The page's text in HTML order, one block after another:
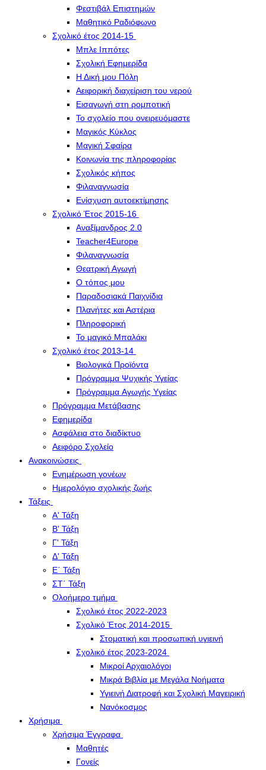
Φεστιβάλ Επιστημών
Μαθητικό Ραδιόφωνο
Σχολικό έτος 2014-15
Μπλε Ιππότες
Σχολική Εφημερίδα
Η Δική μου Πόλη
Αειφορική διαχείριση του νερού
Εισαγωγή στη ρομποτική
Το σχολείο που ονειρευόμαστε
Μαγικός Κύκλος
Μαγική Σφαίρα
Kοινωνία της πληροφορίας
Σχολικός κήπος
Φιλαναγνωσία
Eνίσχυση αυτοεκτίμησης
Σχολικό Έτος 2015-16
Αναξίμανδρος 2.0
Teacher4Europe
Φιλαναγνωσία
Θεατρική Αγωγή
Ο τόπος μου
Παραδοσιακά Παιχνίδια
Πλανήτες και Αστέρια
Πληροφορική
Το μαγικό Μπαλάκι
Σχολικό έτος 2013-14
Βιολογικά Προϊόντα
Πρόγραμμα Ψυχικής Υγείας
Πρόγραμμα Aγωγής Yγείας
Πρόγραμμα Μετάβασης
Εφημερίδα
Ασφάλεια στο διαδίκτυο
Αειφόρο Σχολείο
Ανακοινώσεις
Ενημέρωση γονέων
Ημερολόγιο σχολικής ζωής
Τάξεις
Α' Τάξη
Β' Τάξη
Γ' Τάξη
Δ' Τάξη
Ε΄ Τάξη
ΣΤ΄ Τάξη
Ολοήμερο τμήμα
Σχολικό έτος 2022-2023
Σχολικό Έτος 2014-2015
Στοματική και προσωπική υγιεινή
Σχολικό έτος 2023-2024
Μικροί Αρχαιολόγοι
Μικρά Βιβλία με Μεγάλα Νοήματα
Υγιεινή Διατροφή και Σχολική Μαγειρική
Νανόκοσμος
Χρήσιμα
Χρήσιμα Έγγραφα
Μαθητές
Γονείς